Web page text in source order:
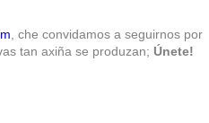
, che convidamos a seguirnos por
tan axiña se produzan; Únete!